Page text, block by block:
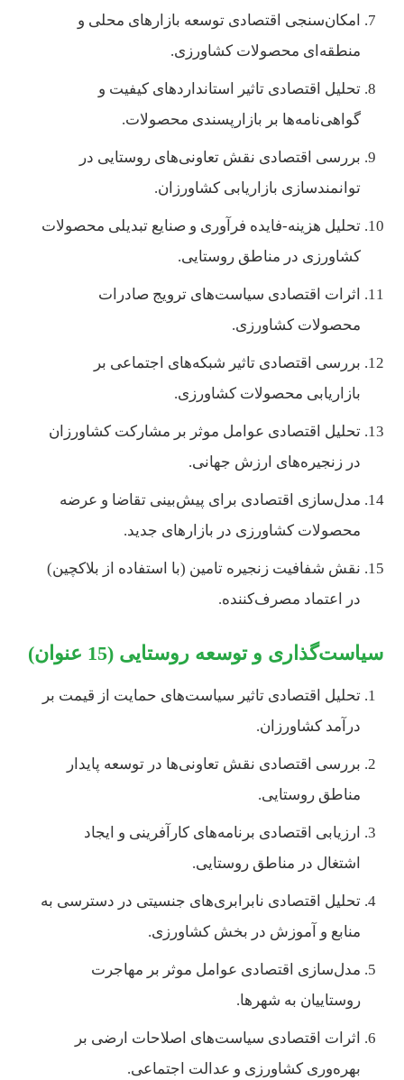
امکان‌سنجی اقتصادی توسعه بازارهای محلی و
منطقه‌ای محصولات کشاورزی.
تحلیل اقتصادی تاثیر استانداردهای کیفیت و
گواهی‌نامه‌ها بر بازارپسندی محصولات.
بررسی اقتصادی نقش تعاونی‌های روستایی در
توانمندسازی بازاریابی کشاورزان.
تحلیل هزینه-فایده فرآوری و صنایع تبدیلی محصولات
کشاورزی در مناطق روستایی.
اثرات اقتصادی سیاست‌های ترویج صادرات
محصولات کشاورزی.
بررسی اقتصادی تاثیر شبکه‌های اجتماعی بر
بازاریابی محصولات کشاورزی.
تحلیل اقتصادی عوامل موثر بر مشارکت کشاورزان
در زنجیره‌های ارزش جهانی.
مدل‌سازی اقتصادی برای پیش‌بینی تقاضا و عرضه
محصولات کشاورزی در بازارهای جدید.
نقش شفافیت زنجیره تامین (با استفاده از بلاکچین)
در اعتماد مصرف‌کننده.
سیاست‌گذاری و توسعه روستایی (15 عنوان)
تحلیل اقتصادی تاثیر سیاست‌های حمایت از قیمت بر
درآمد کشاورزان.
بررسی اقتصادی نقش تعاونی‌ها در توسعه پایدار
مناطق روستایی.
ارزیابی اقتصادی برنامه‌های کارآفرینی و ایجاد
اشتغال در مناطق روستایی.
تحلیل اقتصادی نابرابری‌های جنسیتی در دسترسی به
منابع و آموزش در بخش کشاورزی.
مدل‌سازی اقتصادی عوامل موثر بر مهاجرت
روستاییان به شهرها.
اثرات اقتصادی سیاست‌های اصلاحات ارضی بر
بهره‌وری کشاورزی و عدالت اجتماعی.